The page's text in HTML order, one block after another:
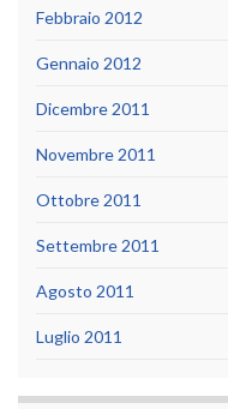
Febbraio 2012
Gennaio 2012
Dicembre 2011
Novembre 2011
Ottobre 2011
Settembre 2011
Agosto 2011
Luglio 2011